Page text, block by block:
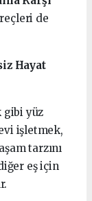
de
Hayat
gibi yüz
işletmek,
tarzını
eş için